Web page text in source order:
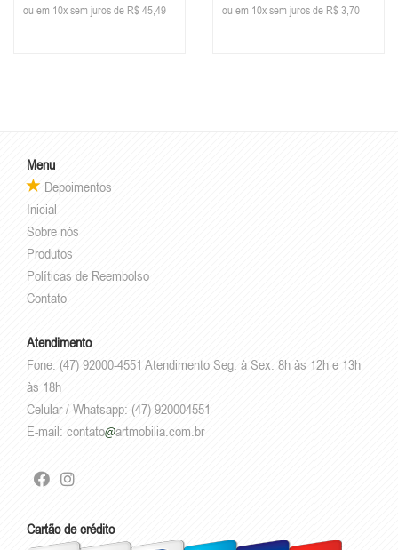
ou em 10x sem juros de R$ 45,49
ou em 10x sem juros de R$ 3,70
Menu
Depoimentos
Inicial
Sobre nós
Produtos
Políticas de Reembolso
Contato
Atendimento
Fone: (47) 92000-4551 Atendimento Seg. à Sex. 8h às 12h e 13h
às 18h
Celular / Whatsapp: (47) 920004551
E-mail: contato artmobilia.com.br
Cartão de crédito